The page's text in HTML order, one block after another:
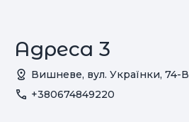
Адреса 3
Вишневе, вул. Українки, 74-В
+380674849220